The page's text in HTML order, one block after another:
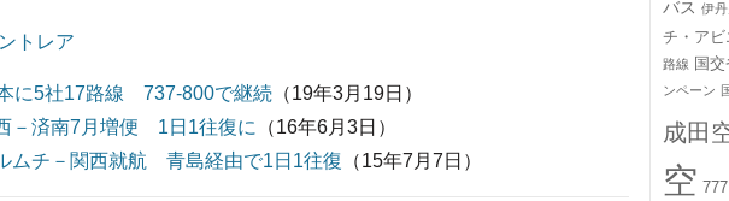
バス 伊
チ・ア
路線 国交
ンペーン
成田
空 777
トレア
に5社17路線 737-800で継続 （19年3月19日）
－済南7月増便 1日1往復に
（16年6月3日）
ムチ－関西就航 青島経由で1日1往復 （15年7月7日）